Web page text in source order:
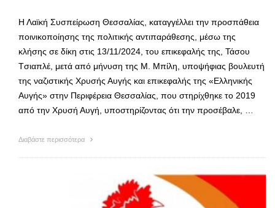
Η Λαϊκή Συσπείρωση Θεσσαλίας, καταγγέλλει την προσπάθεια
ποινικοποίησης της πολιτικής αντιπαράθεσης, μέσω της
κλήσης σε δίκη στις 13/11/2024, του επικεφαλής της, Τάσου
Tσιαπλέ, μετά από μήνυση της Μ. Μπίλη, υποψήφιας βουλευτή
της ναζιστικής Χρυσής Αυγής και επικεφαλής της «Ελληνικής
Αυγής» στην Περιφέρεια Θεσσαλίας, που στηρίχθηκε το 2019
από την Χρυσή Αυγή, υποστηρίζοντας ότι την προσέβαλε, …
Διαβάστε περισσότερα